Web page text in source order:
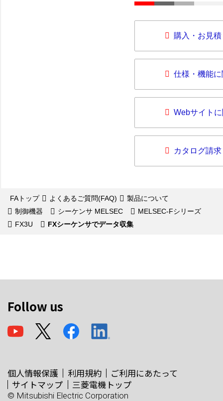
購入・お見
仕様・機能
Webサイト
カタログ請求
FAトップ よくあるご質問(FAQ)
製品について
制御機器
シーケンサ MELSEC
MELSEC-Fシリーズ
FX3U
FXシーケンサでデータ収集
Follow us
個人情報保護 利用規約
ご利用にあたって
サイトマップ
三菱電機トップ
© Mitsubishi Electric Corporation